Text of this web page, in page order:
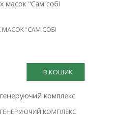
МАСОК "САМ СОБІ
В КОШИК
КОМПЛЕКС